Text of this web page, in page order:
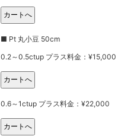
■ Pt 丸小豆 50cm
0.2～0.5ctup プラス料金：¥15,000
0.6～1ctup プラス料金：¥22,000